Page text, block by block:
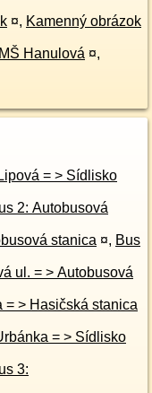
¤, Kamenný obrázok
MŠ Hanulová ¤,
2: Autobusová
Východ = > Autobusová stanica ¤, Bus
Bus 2: Autobusová stanica = > Hasičská stanica
3: